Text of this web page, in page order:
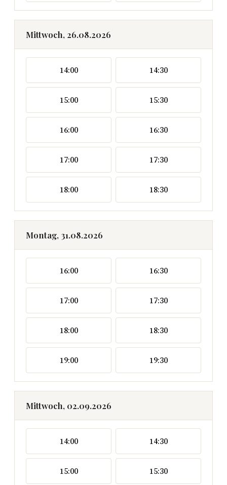
Mittwoch, 26.08.2026
14:00 14:30
15:00 15:30
16:00 16:30
17:00 17:30
18:00 18:30
Montag, 31.08.2026
16:00 16:30
17:00 17:30
18:00 18:30
19:00 19:30
Mittwoch, 02.09.2026
14:00 14:30
15:00 15:30